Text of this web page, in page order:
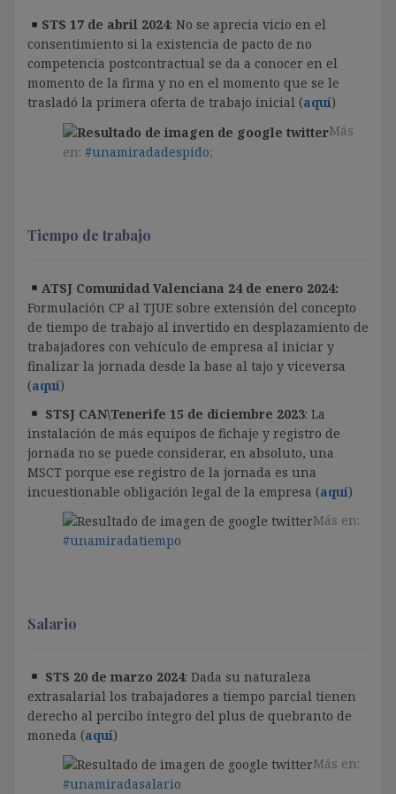
STS 17 de abril 2024: No se aprecia vicio en el
consentimiento si la existencia de pacto de no
competencia postcontractual se da a conocer en el
momento de la firma y no en el momento que se le
trasladó la primera oferta de trabajo inicial (aquí)
Más
en: #unamiradadespido;
Tiempo de trabajo
ATSJ Comunidad Valenciana 24 de enero 2024:
Formulación CP al TJUE sobre extensión del concepto
de tiempo de trabajo al invertido en desplazamiento de
trabajadores con vehículo de empresa al iniciar y
finalizar la jornada desde la base al tajo y viceversa
(aquí)
STSJ CAN\Tenerife 15 de diciembre 2023: La
instalación de más equipos de fichaje y registro de
jornada no se puede considerar, en absoluto, una
MSCT porque ese registro de la jornada es una
incuestionable obligación legal de la empresa (aquí)
Más en:
#unamiradatiempo
Salario
STS 20 de marzo 2024: Dada su naturaleza
extrasalarial los trabajadores a tiempo parcial tienen
derecho al percibo íntegro del plus de quebranto de
moneda (aquí)
Más en:
#unamiradasalario